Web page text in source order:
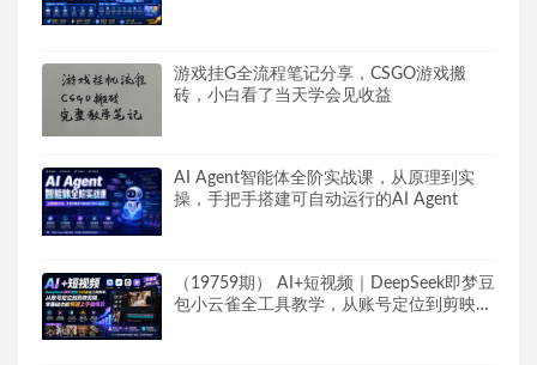
游戏挂G全流程笔记分享，CSGO游戏搬
砖，小白看了当天学会见收益
AI Agent智能体全阶实战课，从原理到实
操，手把手搭建可自动运行的AI Agent
（19759期） AI+短视频｜DeepSeek即梦豆
包小云雀全工具教学，从账号定位到剪映剪